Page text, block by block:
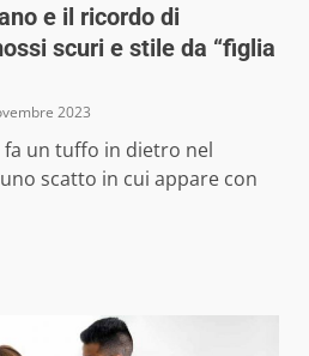
e il ricordo di
scuri e stile da “figlia
2023
fa un tuffo in dietro nel
scatto in cui appare con